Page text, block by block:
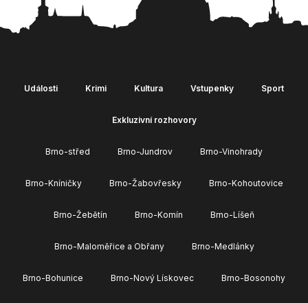
Události Krimi Kultura Vstupenky Sport
Exkluzivní rozhovory
Brno-střed Brno-Jundrov Brno-Vinohrady
Brno-Kníničky Brno-Žabovřesky Brno-Kohoutovice
Brno-Žebětín Brno-Komín Brno-Líšeň
Brno-Maloměřice a Obřany Brno-Medlánky
Brno-Bohunice Brno-Nový Lískovec Brno-Bosonohy